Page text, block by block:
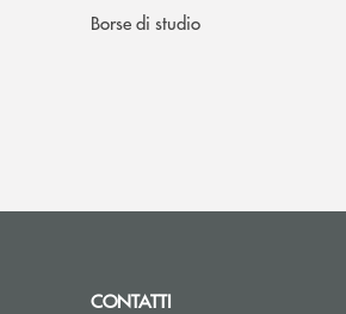
Borse di studio
CONTATTI